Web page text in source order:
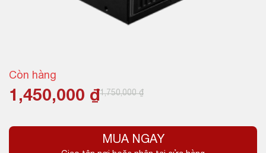
Còn hàng
1,750,000₫
Giá
là:
1,450,000 ₫
Giá
tại
MUA NGAY